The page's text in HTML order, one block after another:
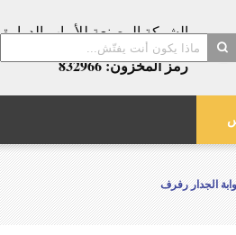
عامًا!
رمز المخزون: 832966
الجدار رفرف